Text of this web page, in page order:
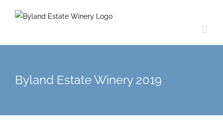
Byland Estate Winery 2019